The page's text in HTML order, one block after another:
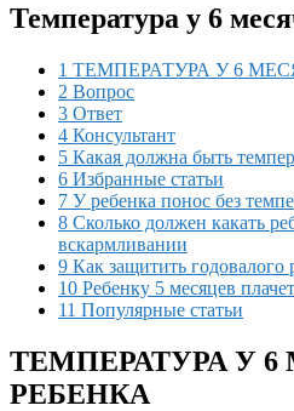
Температура у 6
1 ТЕМПЕРАТУРА У 6
2 Вопрос
3 Ответ
4 Консультант
5 Какая должна быть
6 Избранные статьи
7 У ребенка понос без
8 Сколько должен какать
вскармливании
9 Как защитить годовалого
10 Ребенку 5 месяцев
11 Популярные статьи
ТЕМПЕРАТУРА У
РЕБЕНКА